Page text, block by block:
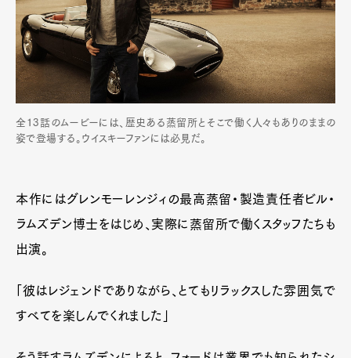
全13話のムービーには、歴史ある蒸留所とそこで働く人々もありのままの
姿で登場する。ウイスキーファンには必見だ。
本作にはグレンモーレンジィの最高蒸留・製造責任者ビル・
ラムズデン博士をはじめ、実際に蒸留所で働くスタッフたちも
出演。
「彼はレジェンドでありながら、とてもリラックスした雰囲気で
すべてを楽しんでくれました」